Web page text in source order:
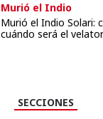
Murió el Indio
Murió el Indio Solari:
cuándo será el
SECCIONES